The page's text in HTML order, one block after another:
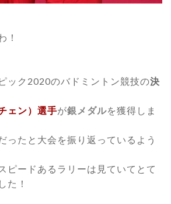
！
ック2020のバドミントン競技の決
ェン）選手が銀メダルを獲得しま
ったと大会を振り返っているよう
ピードあるラリーは見ていてとて
た！